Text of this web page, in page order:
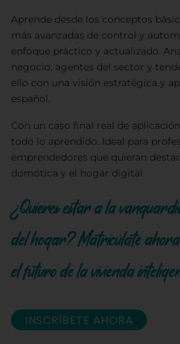
Aprende desde los conceptos
más avanzadas de control y
enfoque práctico y actualizado.
negocio, agentes del sector y
ello con una visión estratégica y
español.
Con un caso final real de
todo lo aprendido. Ideal para
emprendedores que quieran
domótica y el hogar digital.
¿Quieres estar a la
del hogar? Matricúlate
el futuro de la vivienda
INSCRÍBETE AHORA